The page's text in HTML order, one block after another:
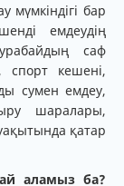
мүмкіндігі бар
емдеудің
саф
спорт кешені,
сумен емдеу,
шаралары,
қатар
аламыз ба?